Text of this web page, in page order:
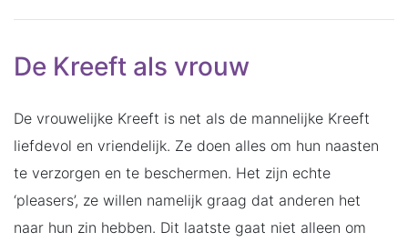
De Kreeft als vrouw
De vrouwelijke Kreeft is net als de mannelijke Kreeft
liefdevol en vriendelijk. Ze doen alles om hun naasten
te verzorgen en te beschermen. Het zijn echte
‘pleasers’, ze willen namelijk graag dat anderen het
naar hun zin hebben. Dit laatste gaat niet alleen om